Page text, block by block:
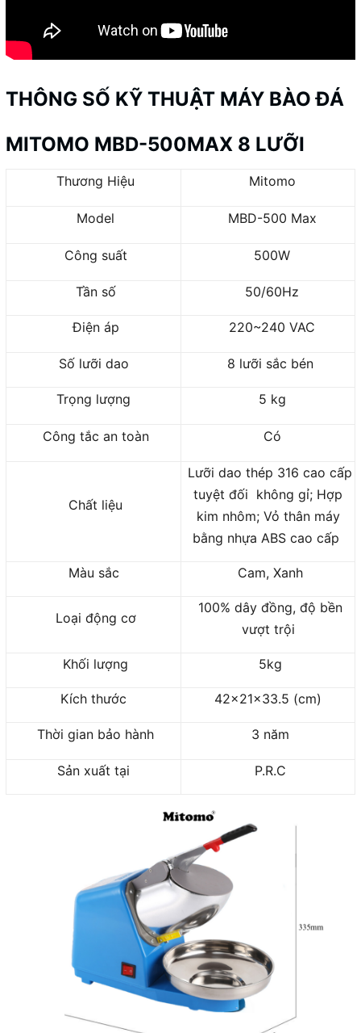
THÔNG SỐ KỸ THUẬT MÁY BÀO ĐÁ
MITOMO MBD-500MAX 8 LƯỠI
Thương Hiệu Mitomo
Model MBD-500 Max
Công suất 500W
Tần số 50/60Hz
Điện áp 220~240 VAC
Số lưỡi dao 8 lưỡi sắc bén
Trọng lượng 5 kg
Công tắc an toàn Có
Chất liệu
Lưỡi dao thép 316 cao cấp
tuyệt đối không gỉ; Hợp
kim nhôm; Vỏ thân máy
bằng nhựa ABS cao cấp
Màu sắc Cam, Xanh
Loại động cơ
100% dây đồng, độ bền
vượt trội
Khối lượng 5kg
Kích thước 42x21x33.5 (cm)
Thời gian bảo hành 3 năm
Sản xuất tại P.R.C